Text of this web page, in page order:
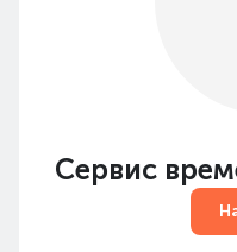
Сервис